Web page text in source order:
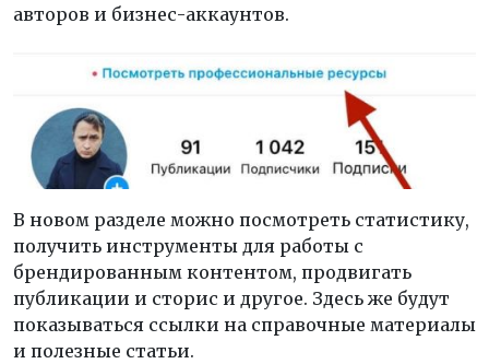
авторов и бизнес-аккаунтов.
В новом разделе можно посмотреть статистику,
получить инструменты для работы с
брендированным контентом, продвигать
публикации и сторис и другое. Здесь же будут
показываться ссылки на справочные материалы
и полезные статьи.